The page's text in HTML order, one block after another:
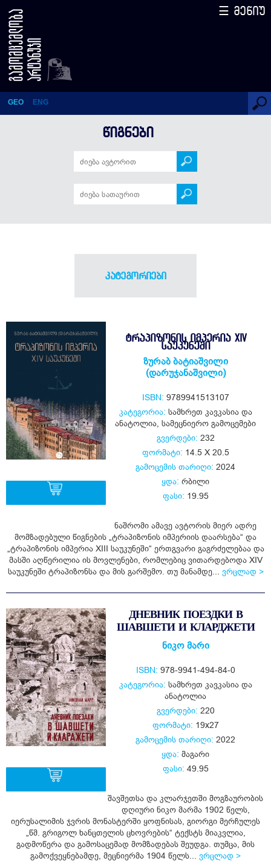
წიგნები
GEO ENG
☰ მენიუ
ᲬᲘᲒᲜᲔᲑᲘ
კატეგორიები
ᲢᲠᲐᲞᲘᲖᲝᲜᲘᲡ ᲘᲛᲞᲔᲠᲘᲐ XIV
ᲡᲐᲣᲙᲣᲜᲔᲨᲘ
ზურაბ ბატიაშვილი
(დარუჯანაშვილი)
ISBN: 9789941513107
კატეგორია: სამხრეთ კავკასია და
ანატოლია სამეცნიერო გამოცემები
გვერდები: 232
ფორმატი: 14.5 X 20.5
გამოცემის თარიღი: 2024
ყდა: რბილი
ფასი: 19.95
ნაშრომი ამავე ავტორის მიერ ადრე
მომზადებული წიგნების „ტრაპიზონის იმპერიის დაარსება“ და
„ტრაპიზონის იმპერია XIII საუკუნეში“ ერთგვარი გაგრძელებაა და
მასში აღწერილია ის მოვლენები, რომლებიც ვითარდებოდა XIV
საუკუნეში ტრაპიზონსა და მის გარშემო. თუ მანამდე... ვრცლად >
ყიდვა
ДНЕВНИК ПОЕЗДКИ В
ШАВШЕТИ И КЛАРДЖЕТИ
ნიკო მარი
ISBN: 978-9941-494-84-0
კატეგორია: სამხრეთ კავკასია და
ანატოლია
გვერდები: 220
ფორმატი: 19x27
გამოცემის თარიღი: 2022
ყდა: მაგარი
ფასი: 49.95
შავშეთსა და კლარჯეთში მოგზაურობის
დღიური ნიკო მარმა 1902 წელს,
იერუსალიმის ჯვრის მონასტერში ყოფნისას, გიორგი მერჩულეს
„წმ. გრიგოლ ხანცთელის ცხოვრების“ ტექსტს მიაკვლია,
გადმოწერა და გამოსაცემად მომზადებას შეუდგა. თუმცა, მის
გამოქვეყნებამდე, მეცნიერმა 1904 წელს... ვრცლად >